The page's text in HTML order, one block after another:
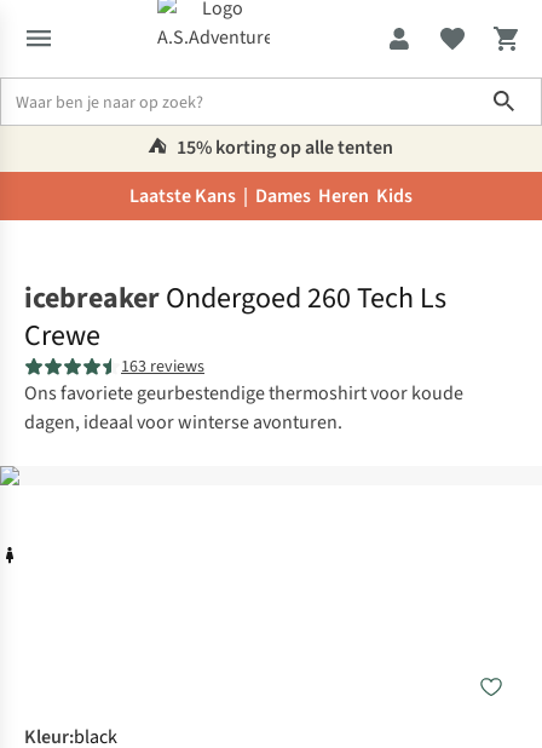
⛺️ 15% korting op alle tenten
Laatste Kans | Dames Heren Kids
icebreakerOndergoed 260 Tech Ls
Crewe
163 reviews
Ons favoriete geurbestendige thermoshirt voor koude
dagen, ideaal voor winterse avonturen.
Kleur:black